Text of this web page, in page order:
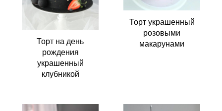
Торт на день
рождения
украшенный
клубникой
Торт украшенный
розовыми
макарунами